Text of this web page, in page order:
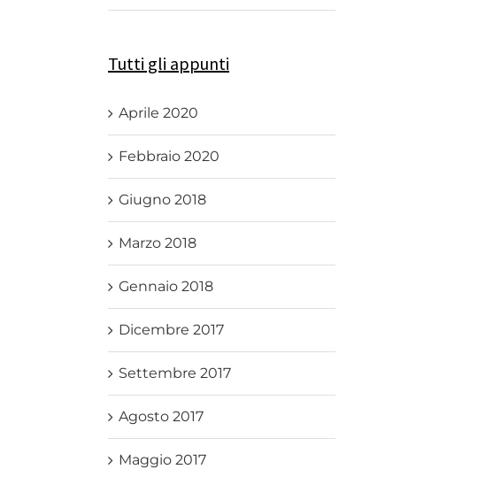
Tutti gli appunti
Aprile 2020
Febbraio 2020
Giugno 2018
Marzo 2018
Gennaio 2018
Dicembre 2017
Settembre 2017
Agosto 2017
Maggio 2017